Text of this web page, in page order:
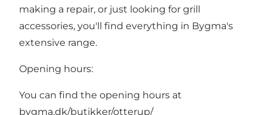
making a repair, or just looking for grill
accessories, you'll find everything in Bygma's
extensive range.
Opening hours:
You can find the opening hours at
bygma.dk/butikker/otterup/